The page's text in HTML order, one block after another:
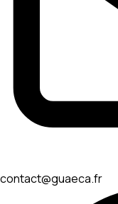
contact@guaeca.fr